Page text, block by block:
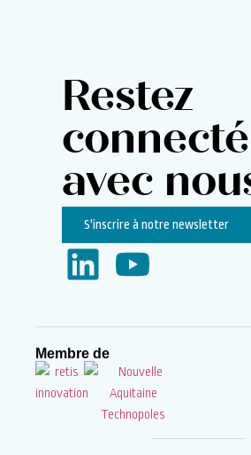
Restez
connecté
avec
S'inscrire à notre newsletter
Membre de